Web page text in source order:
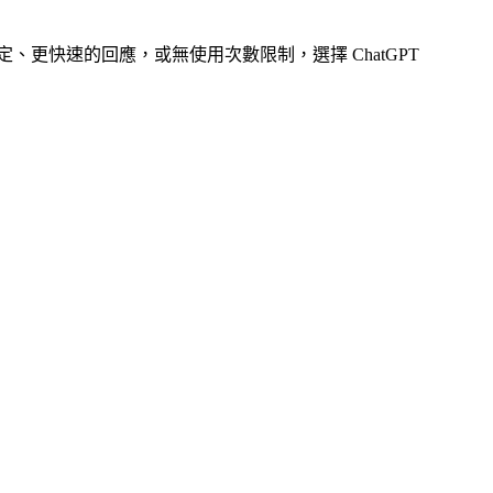
更快速的回應，或無使用次數限制，選擇 ChatGPT